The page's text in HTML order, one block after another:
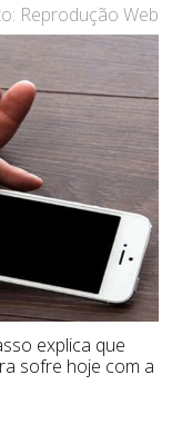
Reprodução Web
explica que
sofre hoje com a